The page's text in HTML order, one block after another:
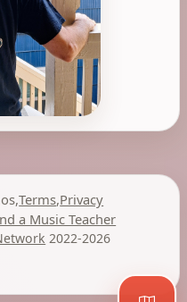
,Terms,Privacy
a Music Teacher
2022-2026